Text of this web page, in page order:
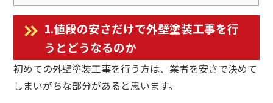
1.値段の安さだけで外壁塗装工事を行
うとどうなるのか
初めての外壁塗装工事を行う方は、業者を安さで決めて
しまいがちな部分があると思います。